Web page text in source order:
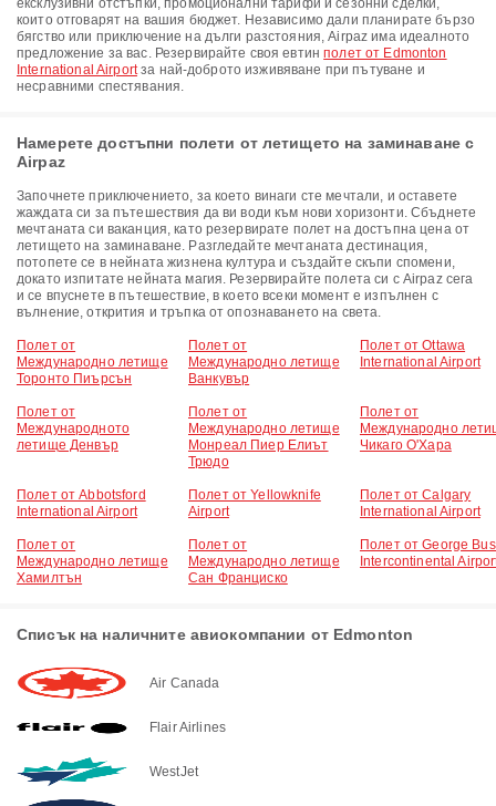
ексклузивни отстъпки, промоционални тарифи и сезонни сделки,
които отговарят на вашия бюджет. Независимо дали планирате бързо
бягство или приключение на дълги разстояния, Airpaz има идеалното
предложение за вас. Резервирайте своя евтинполет от Edmonton
International Airportза най-доброто изживяване при пътуване и
несравними спестявания.
Намерете достъпни полети от летището на заминаване с
Airpaz
Започнете приключението, за което винаги сте мечтали, и оставете
жаждата си за пътешествия да ви води към нови хоризонти. Сбъднете
мечтаната си ваканция, като резервирате полет на достъпна цена от
летището на заминаване. Разгледайте мечтаната дестинация,
потопете се в нейната жизнена култура и създайте скъпи спомени,
докато изпитате нейната магия. Резервирайте полета си с Airpaz сега
и се впуснете в пътешествие, в което всеки момент е изпълнен с
вълнение, открития и тръпка от опознаването на света.
Полет от
Международно летище
Торонто Пиърсън
Полет от
Международно летище
Ванкувър
Полет от Ottawa
International Airport
Полет от
Международното
летище Денвър
Полет от
Международно летище
Монреал Пиер Елиът
Трюдо
Полет от
Международно
Чикаго О'Хара
Полет от Abbotsford
International Airport
Полет от Yellowknife
Airport
Полет от Calgary
International Airport
Полет от
Международно летище
Хамилтън
Полет от
Международно летище
Сан Франциско
Полет от George
Intercontinental
Списък на наличните авиокомпании от Edmonton
Air Canada
Flair Airlines
WestJet